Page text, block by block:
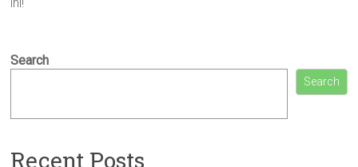
Search
Search
Recent Posts